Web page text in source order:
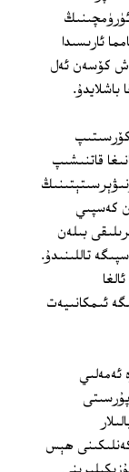
ئارىسىدا
كۆسەن ئەل
كۆرسىتىپ
قاتنىشىپ
كەسپىي
بىلەن
تاللىنىدۇ.
ئىمكانىيەت
ئەمەلىي
ھېس